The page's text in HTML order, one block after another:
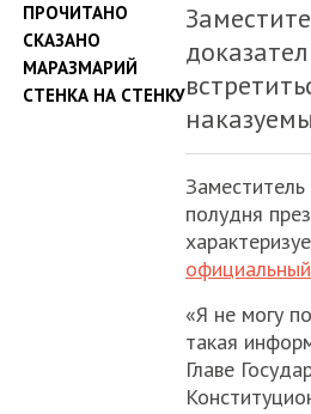
ПРОЧИТАНО
СКАЗАНО
МАРАЗМАРИЙ
СТЕНКА НА СТЕНКУ
полудня
«Я не могу
такая
Главе